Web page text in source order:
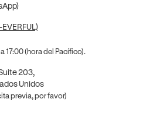
17:00 (hora del Pacífico).
203,
Unidos
previa, por favor)